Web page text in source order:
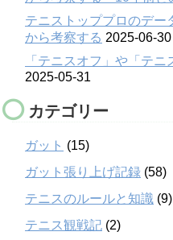
テニストッププロのデー
から考察する 2025-06-30
「テニスオフ」や「テ
2025-05-31
カテゴリー
ガット (15)
ガット張り上げ記録 (58)
テニスのルールと知識 (9)
テニス観戦記 (2)